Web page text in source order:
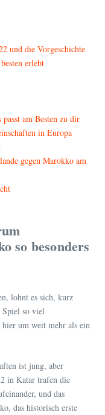
und die Vorgeschichte
erlebt
am Besten zu dir
in Europa
gegen Marokko am
so besonders
lohnt es sich, kurz
Spiel so viel
um weit mehr als ein
ist jung, aber
in Katar trafen die
und das
das historisch erste